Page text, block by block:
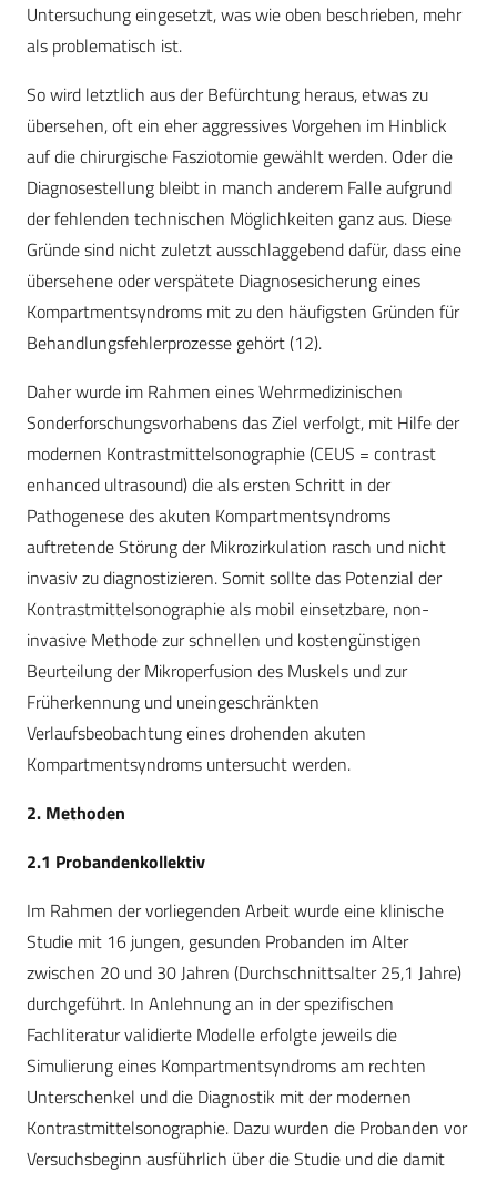
Untersuchung eingesetzt, was wie oben beschrieben, mehr
als problematisch ist.
So wird letztlich aus der Befürchtung heraus, etwas zu
übersehen, oft ein eher aggressives Vorgehen im Hinblick
auf die chirurgische Fasziotomie gewählt werden. Oder die
Diagnosestellung bleibt in manch anderem Falle aufgrund
der fehlenden technischen Möglichkeiten ganz aus. Diese
Gründe sind nicht zuletzt ausschlaggebend dafür, dass eine
übersehene oder verspätete Diagnosesicherung eines
Kompartmentsyndroms mit zu den häufigsten Gründen für
Behandlungsfehlerprozesse gehört (12).
Daher wurde im Rahmen eines Wehrmedizinischen
Sonderforschungsvorhabens das Ziel verfolgt, mit Hilfe der
modernen Kontrastmittelsonographie (CEUS = contrast
enhanced ultrasound) die als ersten Schritt in der
Pathogenese des akuten Kompartmentsyndroms
auftretende Störung der Mikrozirkulation rasch und nicht
invasiv zu diagnostizieren. Somit sollte das Potenzial der
Kontrastmittelsonographie als mobil einsetzbare, non-
invasive Methode zur schnellen und kostengünstigen
Beurteilung der Mikroperfusion des Muskels und zur
Früherkennung und uneingeschränkten
Verlaufsbeobachtung eines drohenden akuten
Kompartmentsyndroms untersucht werden.
2. Methoden
2.1 Probandenkollektiv
Im Rahmen der vorliegenden Arbeit wurde eine klinische
Studie mit 16 jungen, gesunden Probanden im Alter
zwischen 20 und 30 Jahren (Durchschnittsalter 25,1 Jahre)
durchgeführt. In Anlehnung an in der spezifischen
Fachliteratur validierte Modelle erfolgte jeweils die
Simulierung eines Kompartmentsyndroms am rechten
Unterschenkel und die Diagnostik mit der modernen
Kontrastmittelsonographie. Dazu wurden die Probanden vor
Versuchsbeginn ausführlich über die Studie und die damit